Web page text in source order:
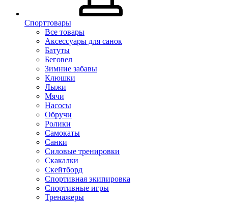
Спорттовары
Все товары
Аксессуары для санок
Батуты
Беговел
Зимние забавы
Клюшки
Лыжи
Мячи
Насосы
Обручи
Ролики
Самокаты
Санки
Силовые тренировки
Скакалки
Скейтборд
Спортивная экипировка
Спортивные игры
Тренажеры